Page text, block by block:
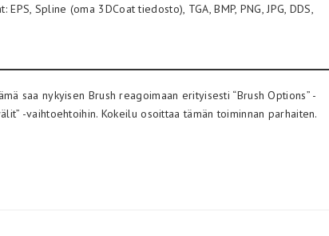
Spline (oma 3DCoat tiedosto), TGA, BMP, PNG, JPG, DDS,
saa nykyisen Brush reagoimaan erityisesti “Brush Options” -
-vaihtoehtoihin. Kokeilu osoittaa tämän toiminnan parhaiten.